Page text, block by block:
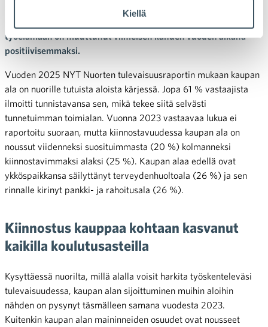
Kiellä
työelämään on muuttunut viimeisen kahden vuoden aikana
positiivisemmaksi.
Vuoden 2025 NYT Nuorten tulevaisuusraportin mukaan kaupan
ala on nuorille tutuista aloista kärjessä. Jopa 61 % vastaajista
ilmoitti tunnistavansa sen, mikä tekee siitä selvästi
tunnetuimman toimialan. Vuonna 2023 vastaavaa lukua ei
raportoitu suoraan, mutta kiinnostavuudessa kaupan ala on
noussut viidenneksi suosituimmasta (20 %) kolmanneksi
kiinnostavimmaksi alaksi (25 %). Kaupan alaa edellä ovat
ykköspaikkansa säilyttänyt terveydenhuoltoala (26 %) ja sen
rinnalle kirinyt pankki- ja rahoitusala (26 %).
Kiinnostus kauppaa kohtaan kasvanut
kaikilla koulutusasteilla
Kysyttäessä nuorilta, millä alalla voisit harkita työskenteleväsi
tulevaisuudessa, kaupan alan sijoittuminen muihin aloihin
nähden on pysynyt täsmälleen samana vuodesta 2023.
Kuitenkin kaupan alan maininneiden osuudet ovat nousseet